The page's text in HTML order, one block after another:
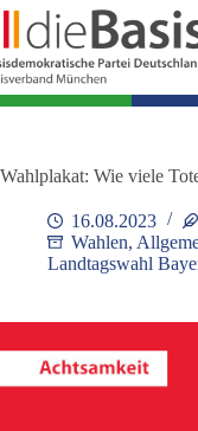
Zum
Inhalt
springen
Wahlplakat: Wie viele
16.08.2023
Wahlen,
Landtagswahl